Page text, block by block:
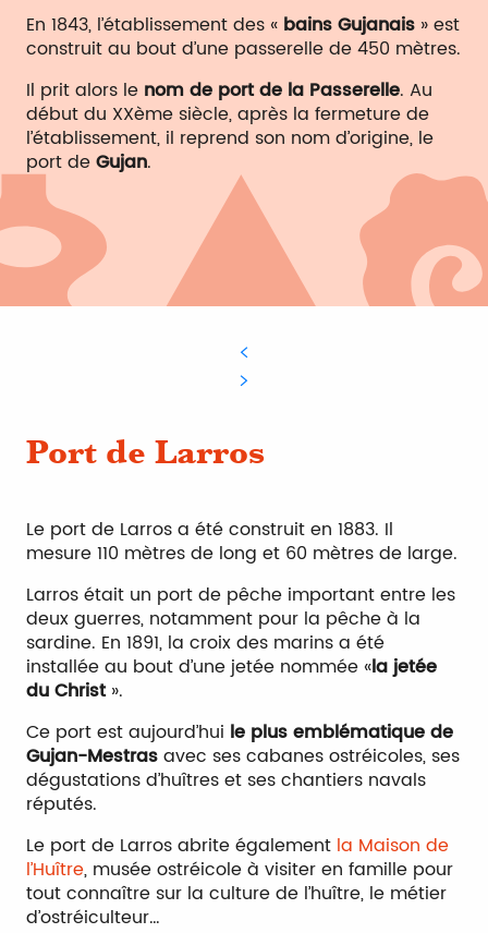
En 1843, l’établissement des « bains Gujanais » est
construit au bout d’une passerelle de 450 mètres.
Il prit alors le nom de port de la Passerelle. Au
début du XXème siècle, après la fermeture de
l’établissement, il reprend son nom d’origine, le
port deGujan.
Port de Larros
Le port de Larros a été construit en 1883. Il
mesure 110 mètres de long et 60 mètres de large.
Larros était un port de pêche important entre les
deux guerres, notamment pour la pêche à la
sardine. En 1891, la croix des marins a été
installée au bout d’une jetée nommée «la jetée
du Christ».
Ce port est aujourd’hui le plus emblématique de
Gujan-Mestrasavec ses cabanes ostréicoles, ses
dégustations d’huîtres et ses chantiers navals
réputés.
Le port de Larros abrite également la Maison de
l’Huître, musée ostréicole à visiter en famille pour
tout connaître sur la culture de l’huître, le métier
d’ostréiculteur…